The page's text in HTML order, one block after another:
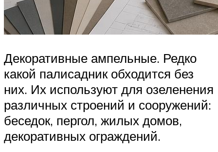
Декоративные ампельные. Редко
какой палисадник обходится без
них. Их используют для озеленения
различных строений и сооружений:
беседок, пергол, жилых домов,
декоративных ограждений.